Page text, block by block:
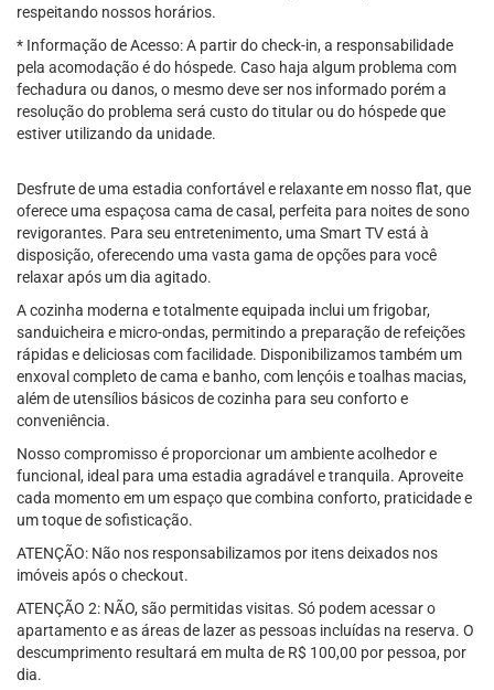
respeitando nossos horários.
* Informação de Acesso: A partir do check-in, a responsabilidade
pela acomodação é do hóspede. Caso haja algum problema com
fechadura ou danos, o mesmo deve ser nos informado porém a
resolução do problema será custo do titular ou do hóspede que
estiver utilizando da unidade.
Desfrute de uma estadia confortável e relaxante em nosso flat, que
oferece uma espaçosa cama de casal, perfeita para noites de sono
revigorantes. Para seu entretenimento, uma Smart TV está à
disposição, oferecendo uma vasta gama de opções para você
relaxar após um dia agitado.
A cozinha moderna e totalmente equipada inclui um frigobar,
sanduicheira e micro-ondas, permitindo a preparação de refeições
rápidas e deliciosas com facilidade. Disponibilizamos também um
enxoval completo de cama e banho, com lençóis e toalhas macias,
além de utensílios básicos de cozinha para seu conforto e
conveniência.
Nosso compromisso é proporcionar um ambiente acolhedor e
funcional, ideal para uma estadia agradável e tranquila. Aproveite
cada momento em um espaço que combina conforto, praticidade e
um toque de sofisticação.
ATENÇÃO: Não nos responsabilizamos por itens deixados nos
imóveis após o checkout.
ATENÇÃO 2: NÃO, são permitidas visitas. Só podem acessar o
apartamento e as áreas de lazer as pessoas incluídas na reserva. O
descumprimento resultará em multa de R$ 100,00 por pessoa, por
dia.